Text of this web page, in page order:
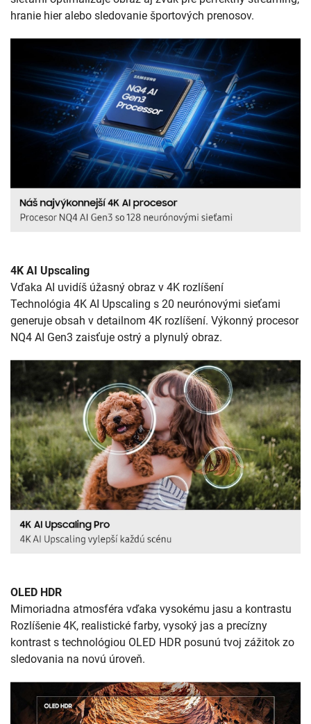
hranie hier alebo sledovanie športových prenosov.
4K AI Upscaling
Vďaka AI uvidíš úžasný obraz v 4K rozlíšení
Technológia 4K AI Upscaling s 20 neurónovými sieťami
generuje obsah v detailnom 4K rozlíšení. Výkonný procesor
NQ4 AI Gen3 zaisťuje ostrý a plynulý obraz.
OLED HDR
Mimoriadna atmosféra vďaka vysokému jasu a kontrastu
Rozlíšenie 4K, realistické farby, vysoký jas a precízny
kontrast s technológiou OLED HDR posunú tvoj zážitok zo
sledovania na novú úroveň.